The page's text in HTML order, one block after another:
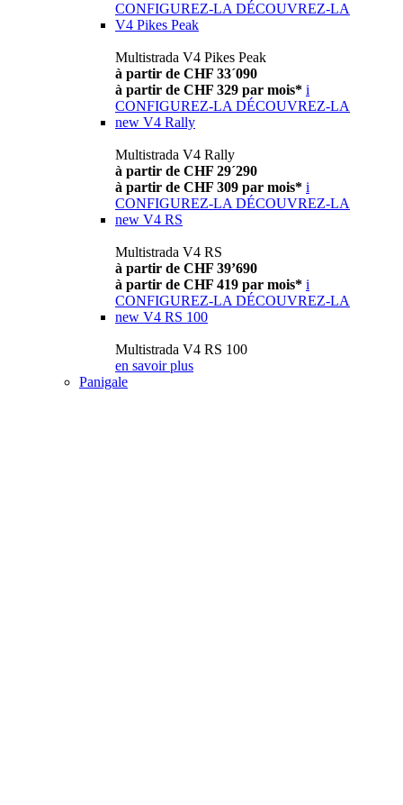
CONFIGUREZ-LA DÉCOUVREZ-LA
V4 Pikes Peak
Multistrada V4 Pikes Peak
à partir de CHF 33´090
à partir de CHF 329 par mois* i
CONFIGUREZ-LA DÉCOUVREZ-LA
new V4 Rally
Multistrada V4 Rally
à partir de CHF 29´290
à partir de CHF 309 par mois* i
CONFIGUREZ-LA DÉCOUVREZ-LA
new V4 RS
Multistrada V4 RS
à partir de CHF 39’690
à partir de CHF 419 par mois* i
CONFIGUREZ-LA DÉCOUVREZ-LA
new V4 RS 100
Multistrada V4 RS 100
en savoir plus
Panigale